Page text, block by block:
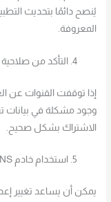
يُنصح دائمًا بتحديث
المعروفة.
التأكد من
إذا توقفت القنوات عن
وجود مشكلة في بيانات
الاشتراك بشكل صحيح.
استخدام خادم DNS مناسب